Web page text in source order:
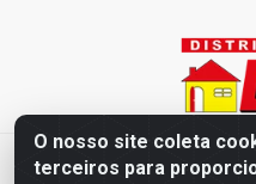
O nosso site coleta
terceiros para
Distribuidora LDF - Av.